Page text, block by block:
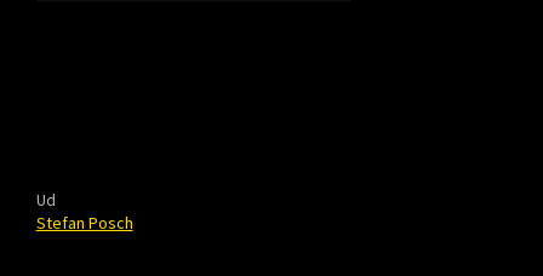
Ud
Stefan Posch